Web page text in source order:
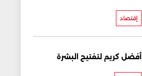
إقتصاد
أفضل كريم لتفتيح البشرة